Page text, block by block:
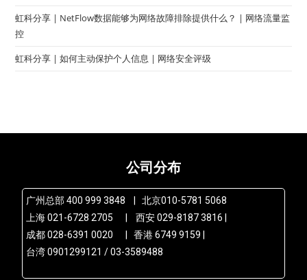
虹科分享 | NetFlow数据能够为网络故障排除提供什么？ | 网络流量监
控
虹科分享 | 如何主动保护个人信息 | 网络安全评级
公司分布
广州总部 400 999 3848 | 北京010-5781 5068
上海 021-6728 2705 | 西安 029-8187 3816 |
成都 028-6391 0020 | 香港 6749 9159 |
台湾 0901299121 / 03-3589488